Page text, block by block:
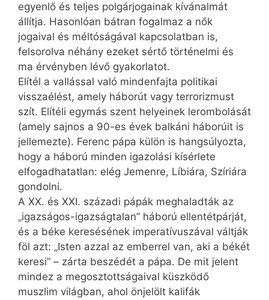
egyenlő és teljes polgárjogainak kívánalmát
állítja. Hasonlóan bátran fogalmaz a nők
jogaival és méltóságával kapcsolatban is,
felsorolva néhány ezeket sértő történelmi és
ma érvényben lévő gyakorlatot.
Elítél a vallással való mindenfajta politikai
visszaélést, amely háborút vagy terrorizmust
szít. Elítéli egymás szent helyeinek lerombolását
(amely sajnos a 90-es évek balkáni háborúit is
jellemezte). Ferenc pápa külön is hangsúlyozta,
hogy a háború minden igazolási kísérlete
elfogadhatatlan: elég Jemenre, Líbiára, Szíriára
gondolni.
A XX. és XXI. századi pápák meghaladták az
„igazságos-igazságtalan” háború ellentétpárját,
és a béke keresésének imperatívuszával váltják
föl azt: „Isten azzal az emberrel van, aki a békét
keresi” – zárta beszédét a pápa. De mit jelent
mindez a megosztottságaival küszködő
muszlim világban, ahol önjelölt kalifák